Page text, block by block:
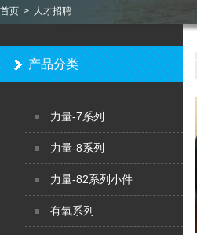
首页 > 人才招聘
产品分类
力量-7系列
力量-8系列
力量-82系列小件
有氧系列
<